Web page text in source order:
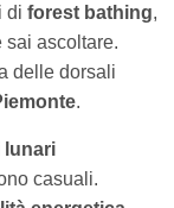
di forest bathing,
sai ascoltare.
delle dorsali
.
lunari
casuali.